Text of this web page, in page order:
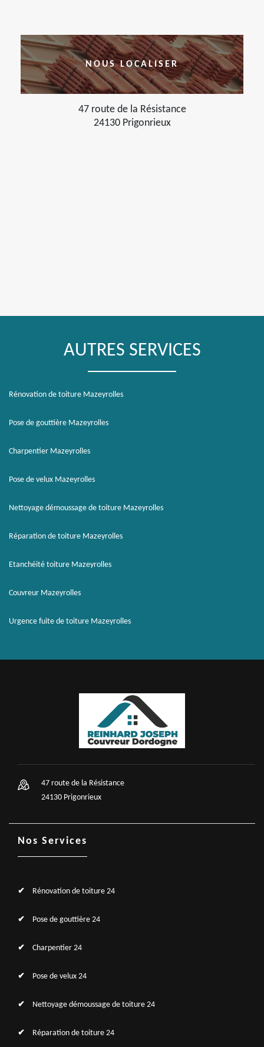
NOUS LOCALISER
47 route de la Résistance
24130 Prigonrieux
AUTRES SERVICES
Rénovation de toiture Mazeyrolles
Pose de gouttière Mazeyrolles
Charpentier Mazeyrolles
Pose de velux Mazeyrolles
Nettoyage démoussage de toiture Mazeyrolles
Réparation de toiture Mazeyrolles
Etanchéité toiture Mazeyrolles
Couvreur Mazeyrolles
Urgence fuite de toiture Mazeyrolles
47 route de la Résistance
24130 Prigonrieux
Nos Services
Rénovation de toiture 24
Pose de gouttière 24
Charpentier 24
Pose de velux 24
Nettoyage démoussage de toiture 24
Réparation de toiture 24